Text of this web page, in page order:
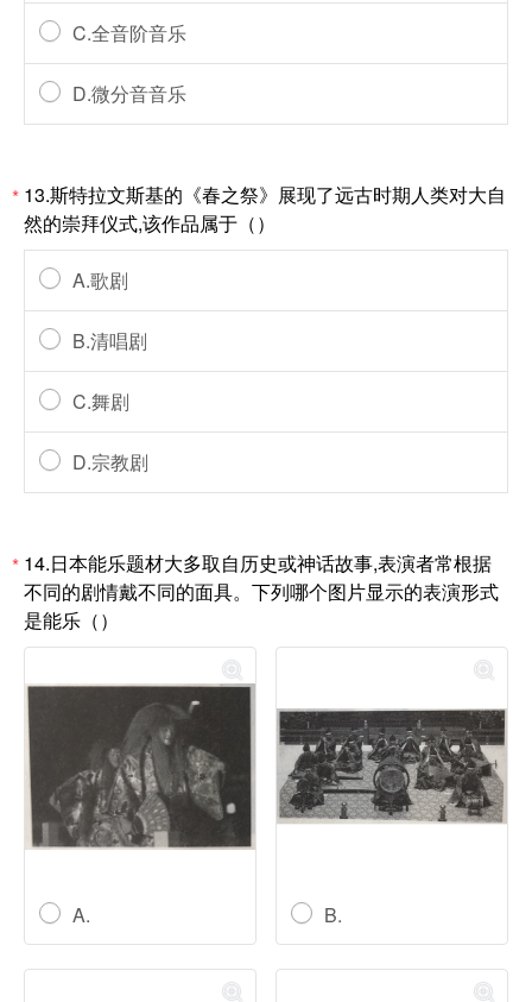
C.全音阶音乐
D.微分音音乐
* 13.斯特拉文斯基的《春之祭》展现了远古时期人类对大自
然的崇拜仪式,该作品属于（）
A.歌剧
B.清唱剧
C.舞剧
D.宗教剧
* 14.日本能乐题材大多取自历史或神话故事,表演者常根据
不同的剧情戴不同的面具。下列哪个图片显示的表演形式
是能乐（）
A. B.